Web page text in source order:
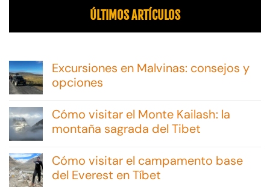
ÚLTIMOS ARTÍCULOS
Excursiones en Malvinas: consejos y
opciones
hay
comentarios
en
Excursiones
Malvinas:
consejos
y
opciones
Cómo visitar el Monte Kailash: la
montaña sagrada del Tibet
hay
comentarios
en
Cómo
Cómo visitar el campamento base
del Everest en Tíbet